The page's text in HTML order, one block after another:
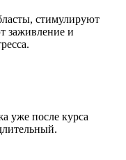
стимулируют
заживление и
уже после курса